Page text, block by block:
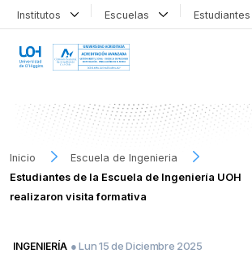
Institutos Escuelas Estudiantes
Inicio
Escuela de Ingenieria
Estudiantes de la Escuela de Ingeniería UOH
realizaron visita formativa
INGENIERÍA ● Lun 15 de Diciembre 2025